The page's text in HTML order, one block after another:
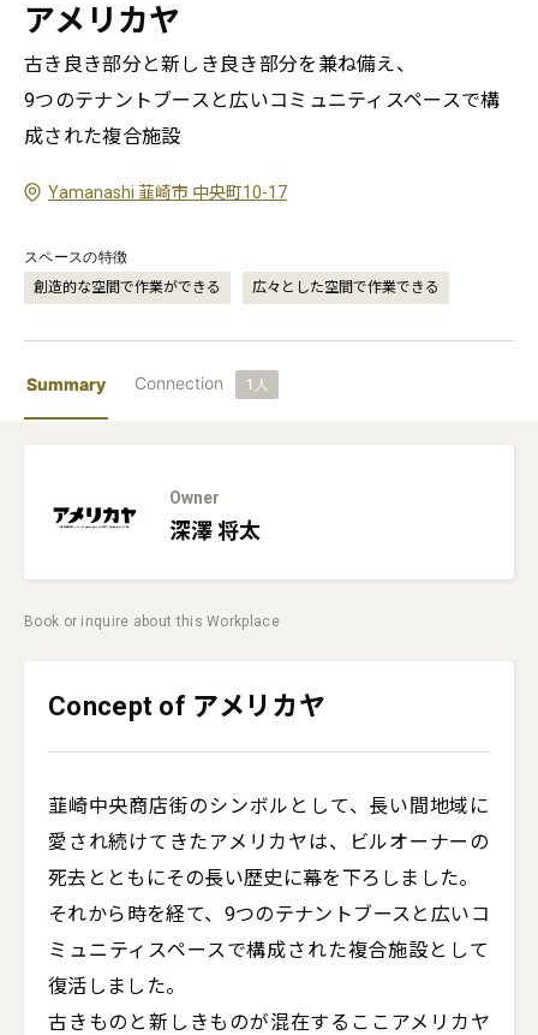
アメリカヤ
古き良き部分と新しき良き部分を兼ね備え、
9つのテナントブースと広いコミュニティスペースで構
成された複合施設
Yamanashi 韮崎市 中央町10-17
スペースの特徴
創造的な空間で作業ができる 広々とした空間で作業できる
Summary Connection 1 人
Owner
深澤将太
Book or inquire about this Workplace
Concept of アメリカヤ
韮崎中央商店街のシンボルとして、長い間地域に
愛され続けてきたアメリカヤは、ビルオーナーの
死去とともにその長い歴史に幕を下ろしました。
それから時を経て、9つのテナントブースと広いコ
ミュニティスペースで構成された複合施設として
復活しました。
古きものと新しきものが混在するここアメリカヤ